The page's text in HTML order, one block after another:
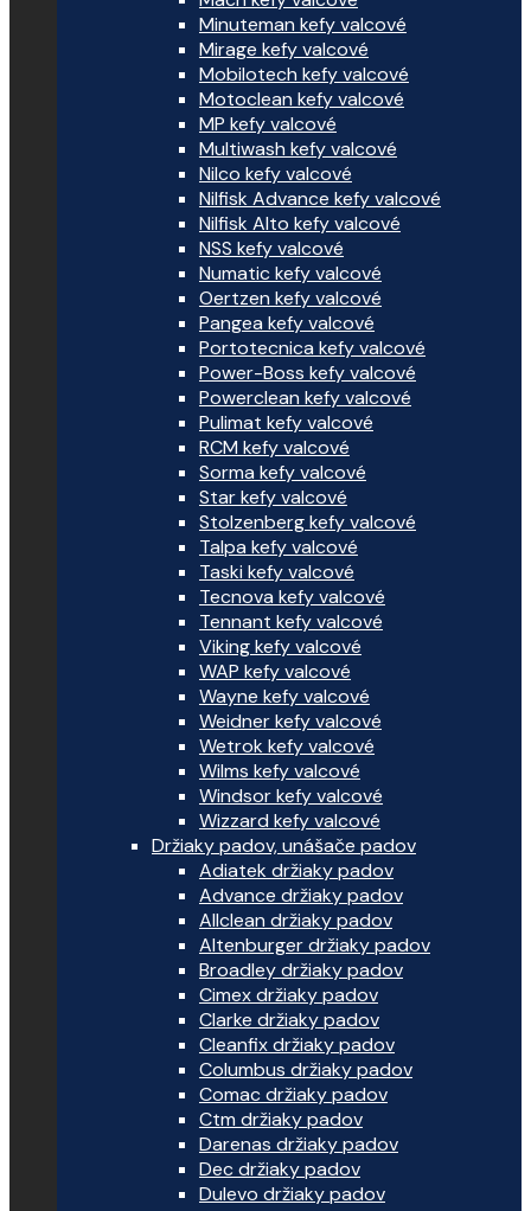
Minuteman kefy valcové
Mirage kefy valcové
Mobilotech kefy valcové
Motoclean kefy valcové
MP kefy valcové
Multiwash kefy valcové
Nilco kefy valcové
Nilfisk Advance kefy valcové
Nilfisk Alto kefy valcové
NSS kefy valcové
Numatic kefy valcové
Oertzen kefy valcové
Pangea kefy valcové
Portotecnica kefy valcové
Power-Boss kefy valcové
Powerclean kefy valcové
Pulimat kefy valcové
RCM kefy valcové
Sorma kefy valcové
Star kefy valcové
Stolzenberg kefy valcové
Talpa kefy valcové
Taski kefy valcové
Tecnova kefy valcové
Tennant kefy valcové
Viking kefy valcové
WAP kefy valcové
Wayne kefy valcové
Weidner kefy valcové
Wetrok kefy valcové
Wilms kefy valcové
Windsor kefy valcové
Wizzard kefy valcové
Držiaky padov, unášače padov
Adiatek držiaky padov
Advance držiaky padov
Allclean držiaky padov
Altenburger držiaky padov
Broadley držiaky padov
Cimex držiaky padov
Clarke držiaky padov
Cleanfix držiaky padov
Columbus držiaky padov
Comac držiaky padov
Ctm držiaky padov
Darenas držiaky padov
Dec držiaky padov
Dulevo držiaky padov